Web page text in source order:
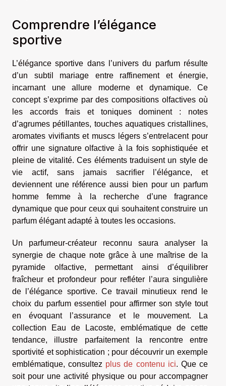
Comprendre l’élégance
sportive
L’élégance sportive dans l’univers du parfum résulte
d’un subtil mariage entre raffinement et énergie,
incarnant une allure moderne et dynamique. Ce
concept s’exprime par des compositions olfactives où
les accords frais et toniques dominent : notes
d’agrumes pétillantes, touches aquatiques cristallines,
aromates vivifiants et muscs légers s’entrelacent pour
offrir une signature olfactive à la fois sophistiquée et
pleine de vitalité. Ces éléments traduisent un style de
vie actif, sans jamais sacrifier l’élégance, et
deviennent une référence aussi bien pour un parfum
homme femme à la recherche d’une fragrance
dynamique que pour ceux qui souhaitent construire un
parfum élégant adapté à toutes les occasions.
Un parfumeur-créateur reconnu saura analyser la
synergie de chaque note grâce à une maîtrise de la
pyramide olfactive, permettant ainsi d’équilibrer
fraîcheur et profondeur pour refléter l’aura singulière
de l’élégance sportive. Ce travail minutieux rend le
choix du parfum essentiel pour affirmer son style tout
en évoquant l’assurance et le mouvement. La
collection Eau de Lacoste, emblématique de cette
tendance, illustre parfaitement la rencontre entre
sportivité et sophistication ; pour découvrir un exemple
emblématique, consultez plus de contenu ici. Que ce
soit pour une activité physique ou pour accompagner